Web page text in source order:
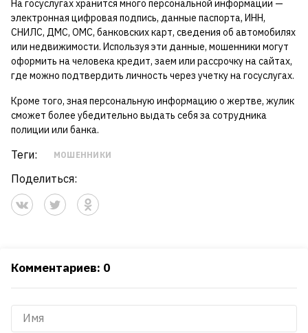
На госуслугах хранится много персональной информации —
электронная цифровая подпись, данные паспорта, ИНН,
СНИЛС, ДМС, ОМС, банковских карт, сведения об автомобилях
или недвижимости. Используя эти данные, мошенники могут
оформить на человека кредит, заем или рассрочку на сайтах,
где можно подтвердить личность через учетку на госуслугах.
Кроме того, зная персональную информацию о жертве, жулик
сможет более убедительно выдать себя за сотрудника
полиции или банка.
Теги: МОШЕННИКИ
Поделиться:
Комментариев: 0